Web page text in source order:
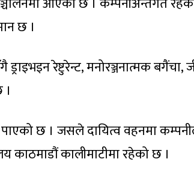
छ ।
रेष्टुरेन्ट, मनोरञ्जनात्मक बगैंचा,
पाएको छ । जसले दायित्व वहनमा
काठमाडौं कालीमाटीमा रहेको छ ।